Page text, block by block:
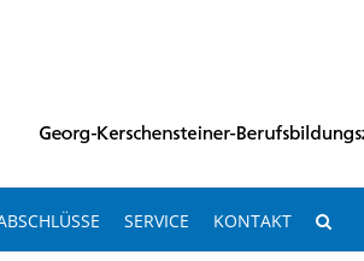
SERVICE KONTAKT